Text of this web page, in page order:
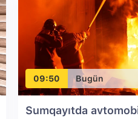
09:50 Bugün
Sumqayıtda